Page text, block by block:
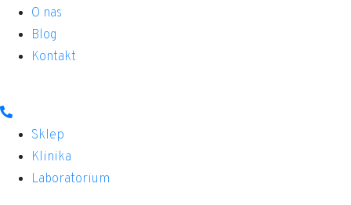
O nas
Blog
Kontakt
Sklep
Klinika
Laboratorium